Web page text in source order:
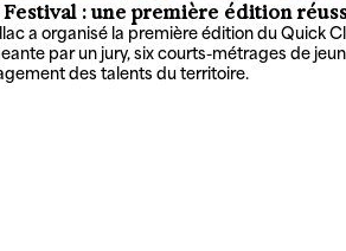
: une première édition
a organisé la première édition du Quick
par un jury, six courts-métrages de
des talents du territoire.